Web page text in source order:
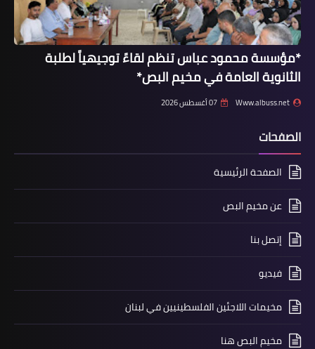
الاحتلال يتحمل المسؤولية بإعدام الاسير
البرغوثي بقلم : سري القدوة
*مؤسسة محمود عباس تنظم لقاءً توجيهياً لطلبة
الثانوية العامة في مخيم البص*
Www.albuss.net 07 أغسطس 2026
الصفحات
الصفحة الرئيسية
عن مخيم البص
إتصل بنا
فيديو
مخيمات اللاجئين الفلسطينيين في لبنان
مخيم البص هنا